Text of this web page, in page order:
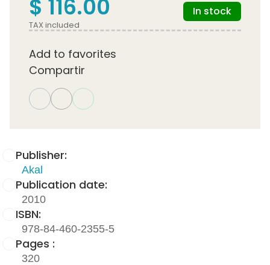
Publisher:
Akal
Publication date:
2010
ISBN:
978-84-460-2355-5
Pages :
320
$ 116.00
TAX included
In stock
Add to favorites
Compartir